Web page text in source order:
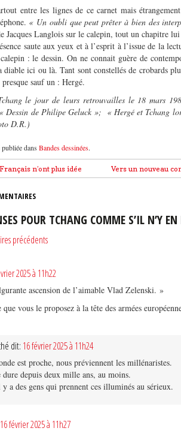
entre les lignes de ce carnet mais
« Un oubli que peut prêter à bien des
Jacques Langlois sur le calepin, tout un chapitre lui
saute aux yeux et à l’esprit à l’issue de la
: le dessin. On ne connait guère de
diable ici ou là. Tant sont constellés de crobards
sauf un : Hergé.
le jour de leurs retrouvailles le 18 mars
Dessin de Philipe Geluck »; « Hergé et Tchang
D.R.)
publiée dans Bandes dessinées.
Vers un nouveau
n’ont plus idée
POUR TCHANG COMME S’IL N’Y EN
précédents
2025 à 11h22
ascension de l’aimable Vlad Zelenski. »
vous le proposez à la tête des armées
dit: 16 février 2025 à 11h24
est proche, nous préviennent les millénaristes.
dure depuis deux mille ans, au moins.
a des gens qui prennent ces illuminés au sérieux.
16 février 2025 à 11h27